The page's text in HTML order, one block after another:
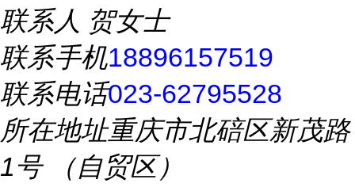
联系人 贺女士
联系手机18896157519
联系电话023-62795528
所在地址重庆市北碚区新茂路
1号 （自贸区）